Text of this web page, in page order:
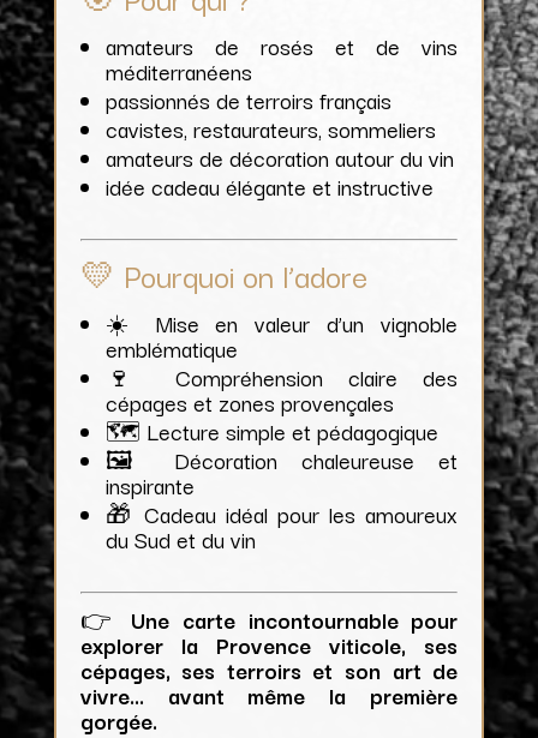
amateurs de rosés et de vins
méditerranéens
passionnés de terroirs français
cavistes, restaurateurs, sommeliers
amateurs de décoration autour du vin
idée cadeau élégante et instructive
💛 Pourquoi on l’adore
☀️ Mise en valeur d’un vignoble
emblématique
🍷 Compréhension claire des
cépages et zones provençales
🗺️ Lecture simple et pédagogique
🖼️ Décoration chaleureuse et
inspirante
🎁 Cadeau idéal pour les amoureux
du Sud et du vin
👉 Une carte incontournable pour
explorer la Provence viticole, ses
cépages, ses terroirs et son art de
vivre… avant même la première
gorgée.